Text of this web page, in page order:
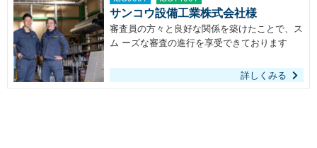
サンコウ設備工業株式会社様
審査員の方々と良好な関係を築けたことで、ス
ム ーズな審査の進行を享受できております
詳しくみる